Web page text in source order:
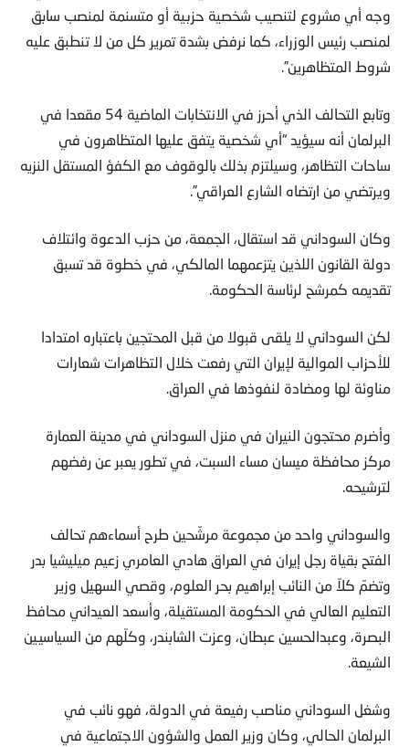
وجه أي مشروع لتنصيب شخصية حزبية أو متسنمة لمنصب سابق
لمنصب رئيس الوزراء، كما نرفض بشدة تمرير كل من لا تنطبق عليه
شروط المتظاهرين”.
وتابع التحالف الذي أحرز في الانتخابات الماضية 54 مقعدا في
البرلمان أنه سيؤيد “أي شخصية يتفق عليها المتظاهرون في
ساحات التظاهر، وسيلتزم بذلك بالوقوف مع الكفؤ المستقل النزيه
ويرتضي من ارتضاه الشارع العراقي”.
وكان السوداني قد استقال، الجمعة، من حزب الدعوة وائتلاف
دولة القانون اللذين يتزعمهما المالكي، في خطوة قد تسبق
تقديمه كمرشح لرئاسة الحكومة.
لكن السوداني لا يلقى قبولا من قبل المحتجين باعتباره امتدادا
للأحزاب الموالية لإيران التي رفعت خلال التظاهرات شعارات
مناوئة لها ومضادة لنفوذها في العراق.
وأضرم محتجون النيران في منزل السوداني في مدينة العمارة
مركز محافظة ميسان مساء السبت، في تطور يعبر عن رفضهم
لترشيحه.
والسوداني واحد من مجموعة مرشّحين طرح أسماءهم تحالف
الفتح بقياة رجل إيران في العراق هادي العامري زعيم ميليشيا بدر
وتضمّ كلاّ من النائب إبراهيم بحر العلوم، وقصي السهيل وزير
التعليم العالي في الحكومة المستقيلة، وأسعد العيداني محافظ
البصرة، وعبدالحسين عبطان، وعزت الشابندر، وكلّهم من السياسيين
الشيعة.
وشغل السوداني مناصب رفيعة في الدولة، فهو نائب في
البرلمان الحالي، وكان وزير العمل والشؤون الاجتماعية في